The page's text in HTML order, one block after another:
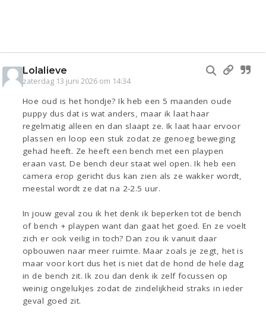
Lolalieve
zaterdag 13 juni 2026 om 14:34
Hoe oud is het hondje? Ik heb een 5 maanden oude
puppy dus dat is wat anders, maar ik laat haar
regelmatig alleen en dan slaapt ze. Ik laat haar ervoor
plassen en loop een stuk zodat ze genoeg beweging
gehad heeft. Ze heeft een bench met een playpen
eraan vast. De bench deur staat wel open. Ik heb een
camera erop gericht dus kan zien als ze wakker wordt,
meestal wordt ze dat na 2-2.5 uur.
In jouw geval zou ik het denk ik beperken tot de bench
of bench + playpen want dan gaat het goed. En ze voelt
zich er ook veilig in toch? Dan zou ik vanuit daar
opbouwen naar meer ruimte. Maar zoals je zegt, het is
maar voor kort dus het is niet dat de hond de hele dag
in de bench zit. Ik zou dan denk ik zelf focussen op
weinig ongelukjes zodat de zindelijkheid straks in ieder
geval goed zit.